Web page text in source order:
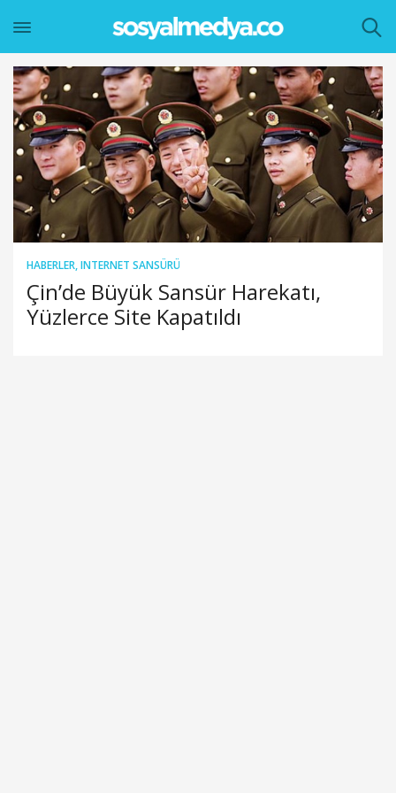
HABERLER,INTERNET SANSÜRÜ
Çin’de Büyük Sansür Harekatı,
Yüzlerce Site Kapatıldı